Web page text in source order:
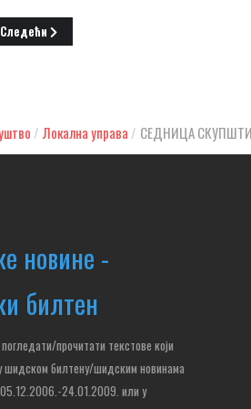
КАТРАН ИСТОПЉЕН У ОПШТИНСКОЈ КАСИ
Следећи чланак: НОВА РАДНА МЕСТА НА ПОМОЛУ
Следећи
Локална управа СЕДНИЦА
новине -
билтен
прочитати текстове који
шидском билтену/шидским новинама
24.01.2009. или у